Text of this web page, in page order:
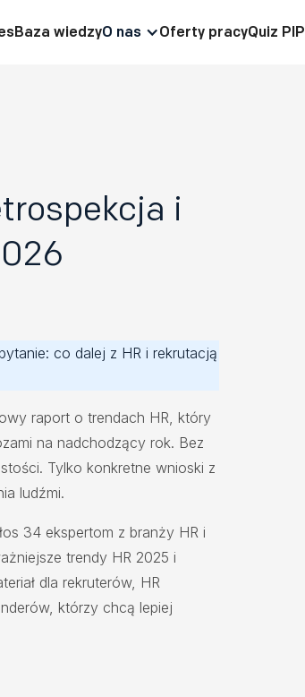
Baza wiedzyO nas Oferty pracyQuiz PIP
i
co dalej z HR i rekrutacją
raport o trendach HR, który
na nadchodzący rok. Bez
Tylko konkretne wnioski z
ludźmi.
34 ekspertom z branży HR i
trendy HR 2025 i
dla rekruterów, HR
którzy chcą lepiej